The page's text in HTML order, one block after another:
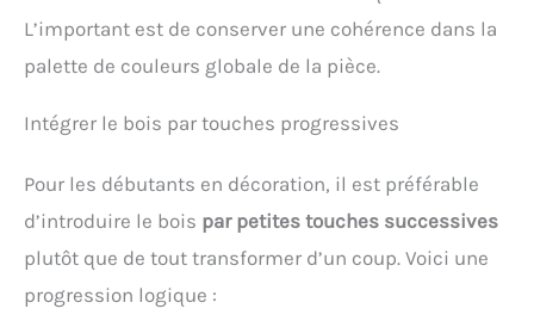
L’important est de conserver une cohérence dans la
palette de couleurs globale de la pièce.
Intégrer le bois par touches progressives
Pour les débutants en décoration, il est préférable
d’introduire le bois par petites touches successives
plutôt que de tout transformer d’un coup. Voici une
progression logique :